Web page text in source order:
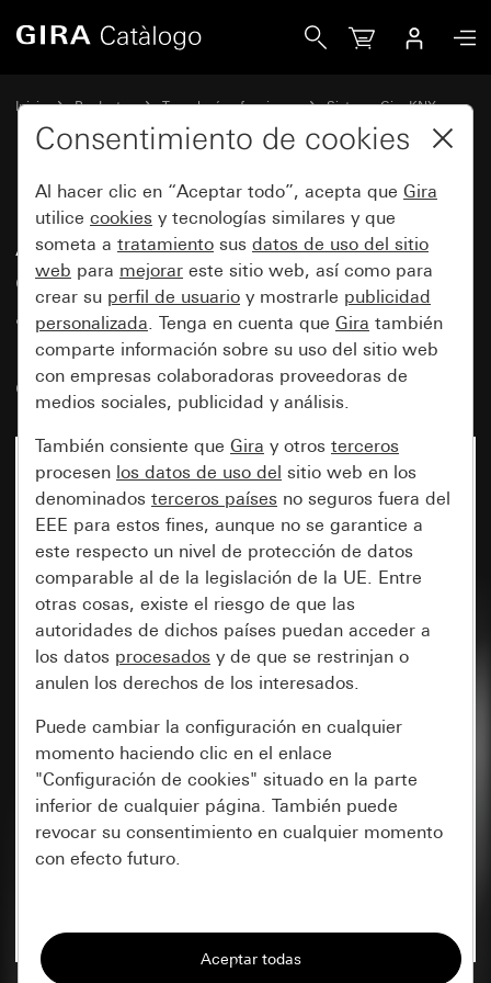
Inicio Productos Tecnología y funciones
Sistema Gira KNX
Dispositivos de sistema Gira, actuadores,sensores, accesorios para
KNX
Actuador de conmutación de 4
elementos, 16 A con
accionamiento manual y
medición de corriente para
cargas C, para KNX
Consentimiento de cookies
Al hacer clic en “Aceptar todo”, acepta que Gira
utilice cookies y tecnologías similares y que
someta a tratamiento sus datos de uso del sitio
web para mejorar este sitio web, así como para
crear su perfil de usuario y mostrarle publicidad
personalizada. Tenga en cuenta que Gira también
comparte información sobre su uso del sitio web
con empresas colaboradoras proveedoras de
medios sociales, publicidad y análisis.
También consiente que Gira y otros terceros
procesen los datos de uso del sitio web en los
denominados terceros países no seguros fuera del
EEE para estos fines, aunque no se garantice a
este respecto un nivel de protección de datos
comparable al de la legislación de la UE. Entre
otras cosas, existe el riesgo de que las
autoridades de dichos países puedan acceder a
los datos procesados y de que se restrinjan o
anulen los derechos de los interesados.
Puede cambiar la configuración en cualquier
momento haciendo clic en el enlace
"Configuración de cookies" situado en la parte
inferior de cualquier página. También puede
revocar su consentimiento en cualquier momento
con efecto futuro.
Todas las cookies que necesitamos para